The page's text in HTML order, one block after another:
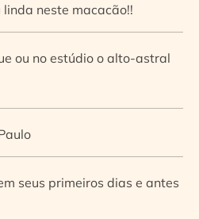
neste macacão!!
ou no estúdio o alto-astral
seus primeiros dias e antes